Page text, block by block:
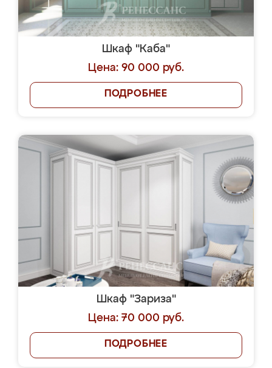
Шкаф "Каба"
Цена: 90 000 руб.
ПОДРОБНЕЕ
Шкаф "Зариза"
Цена: 70 000 руб.
ПОДРОБНЕЕ